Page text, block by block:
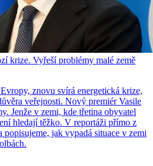
krize. Vyřeší problémy malé země
znovu svírá energetická krize,
veřejnosti. Nový premiér Vasile
Jenže v zemi, kde třetina obyvatel
hledají těžko. V reportáži přímo z
popisujeme, jak vypadá situace v zemi